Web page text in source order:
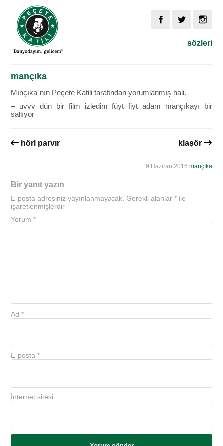
sözleri
mançıka
Mınçıka´nın Peçete Katili tarafından yorumlanmış hali.
– uvvv dün bir film izledim füyt fiyt adam mançıkayı bir
sallıyor
hörl parvır klaşör
9 Haziran 2016 mançıka
Bir yanıt yazın
E-posta adresiniz yayınlanmayacak. Gerekli alanlar* ile
işaretlenmişlerdir
Yorum*
Ad*
E-posta*
İnternet sitesi